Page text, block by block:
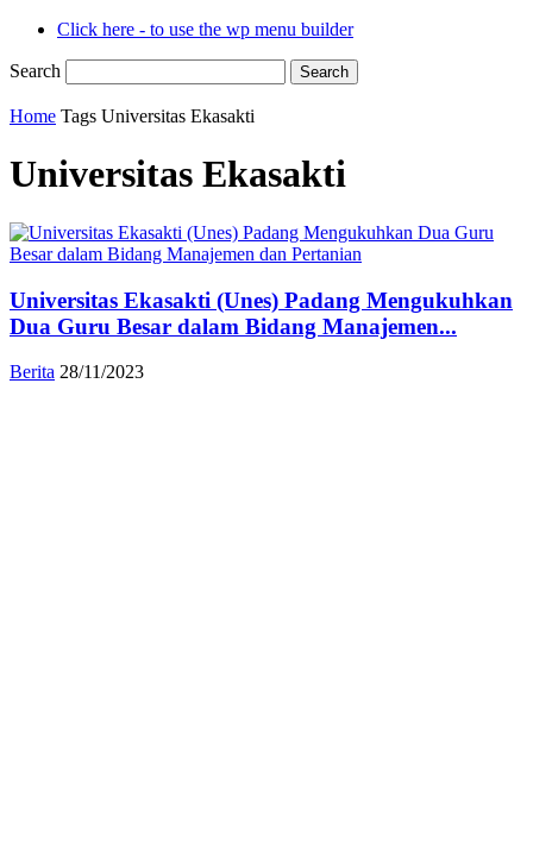
Click here - to use the wp menu builder
Search
Home Tags Universitas Ekasakti
Universitas Ekasakti
Universitas Ekasakti (Unes) Padang Mengukuhkan
Dua Guru Besar dalam Bidang Manajemen...
Berita 28/11/2023